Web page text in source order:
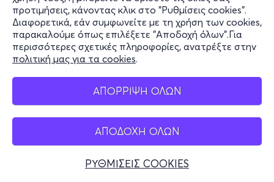
προτιμήσεις, κάνοντας κλικ στο "Ρυθμίσεις cookies".
Διαφορετικά, εάν συμφωνείτε με τη χρήση των cookies,
παρακαλούμε όπως επιλέξετε "Αποδοχή όλων".Για
περισσότερες σχετικές πληροφορίες, ανατρέξτε στην
πολιτική μας για τα cookies.
ΑΠΟΡΡΙΨΗ ΟΛΩΝ
ΑΠΟΔΟΧΗ ΟΛΩΝ
ΡΥΘΜΙΣΕΙΣ COOKIES